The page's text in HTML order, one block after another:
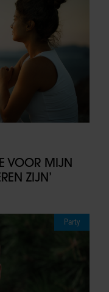
VOOR MIJN
ZIJN’
Party